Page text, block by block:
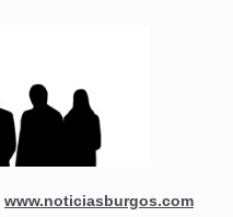
www.noticiasburgos.com